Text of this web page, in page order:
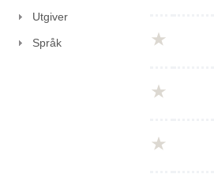
Utgiver
Språk